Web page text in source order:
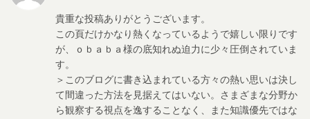
貴重な投稿ありがとうございます。
この頁だけかなり熱くなっているようで嬉しい限りです
が、ｏｂａｂａ様の底知れぬ迫力に少々圧倒されていま
す。
＞このブログに書き込まれている方々の熱い思いは決し
て間違った方法を見据えてはいない。さまざまな分野か
ら観察する視点を逸することなく、また知識優先ではな